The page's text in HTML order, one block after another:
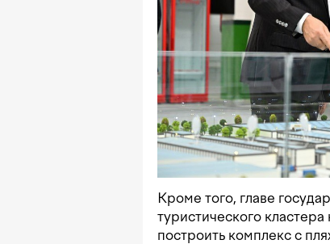
Кроме того, главе
туристического
построить комплекс с